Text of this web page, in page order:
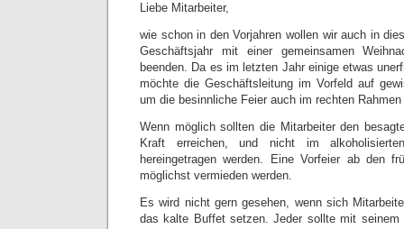
Liebe Mitarbeiter,
wie schon in den Vorjahren wollen wir auch in
Geschäftsjahr mit einer gemeinsamen
beenden. Da es im letzten Jahr einige etwas
möchte die Geschäftsleitung im Vorfeld auf
um die besinnliche Feier auch im rechten
Wenn möglich sollten die Mitarbeiter den
Kraft erreichen, und nicht im
hereingetragen werden. Eine Vorfeier ab den
möglichst vermieden werden.
Es wird nicht gern gesehen, wenn sich
das kalte Buffet setzen. Jeder sollte mit seinem